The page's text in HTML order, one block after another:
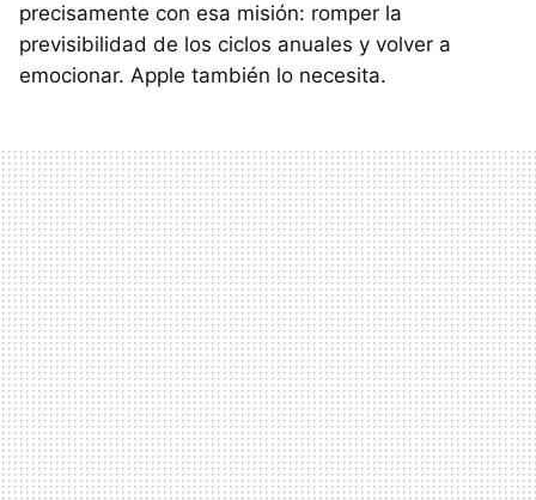
precisamente con esa misión: romper la
previsibilidad de los ciclos anuales y volver a
emocionar. Apple también lo necesita.